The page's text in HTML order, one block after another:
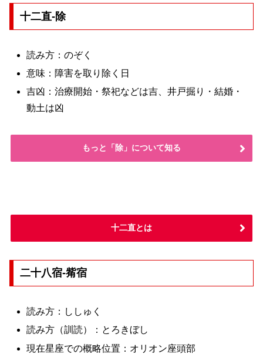
十二直-除
読み方：のぞく
意味：障害を取り除く日
吉凶：治療開始・祭祀などは吉、井戸掘り・結婚・
動土は凶
もっと「除」について知る
十二直とは
二十八宿-觜宿
読み方：ししゅく
読み方（訓読）：とろきぼし
現在星座での概略位置：オリオン座頭部